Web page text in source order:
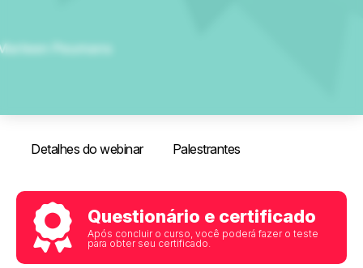
Detalhes do webinar Palestrantes
Questionário e certificado
Após concluir o curso, você poderá fazer o teste
para obter seu certificado.